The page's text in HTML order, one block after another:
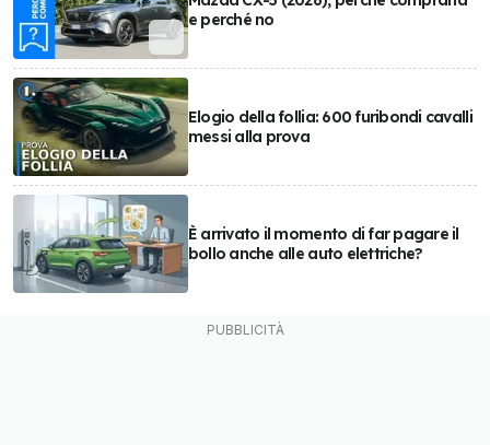
e perché no
Elogio della follia: 600 furibondi cavalli
messi alla prova
È arrivato il momento di far pagare il
bollo anche alle auto elettriche?